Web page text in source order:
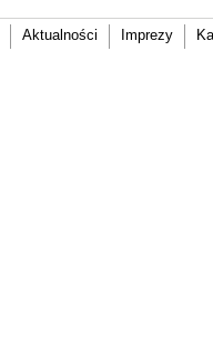
Aktualności Imprezy